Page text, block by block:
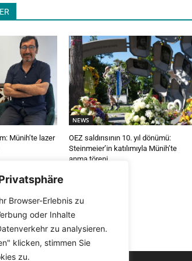
Browser-Erlebnis zu
oder Inhalte
zu analysieren.
klicken, stimmen Sie
zu.
Münih’te lazer
NEWS
OEZ saldırısının 10. yıl dönümü:
Steinmeier’in katılımıyla Münih’te
anma töreni